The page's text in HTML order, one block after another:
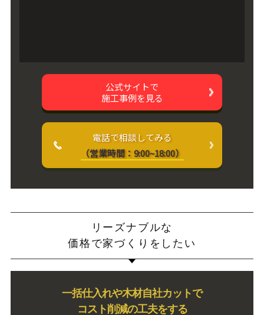
公式サイトで
施工事例を見る
電話で相談してみる
（営業時間：9:00~18:00）
リーズナブルな
価格で家づくりをしたい
一括仕入れや木材自社カットで
コスト削減の工夫をする